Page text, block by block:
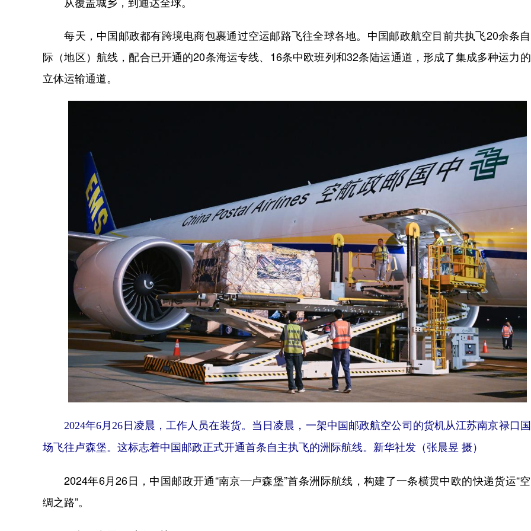
从覆盖城乡，到通达全球。
每天，中国邮政都有跨境电商包裹通过空运邮路飞往全球各地。中国邮政航空目前共执飞20余条自
际（地区）航线，配合已开通的20条海运专线、16条中欧班列和32条陆运通道，形成了集成多种运力
立体运输通道。
2024年6月26日凌晨，工作人员在装货。当日凌晨，一架中国邮政航空公司的货机从江苏南京禄口
场飞往卢森堡。这标志着中国邮政正式开通首条自主执飞的洲际航线。新华社发（张晨昱 摄）
2024年6月26日，中国邮政开通“南京—卢森堡”首条洲际航线，构建了一条横贯中欧的快递货运“
绸之路”。